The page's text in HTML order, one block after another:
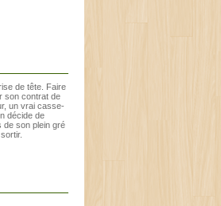
de tête. Faire
son contrat de
un vrai casse-
décide de
de son plein gré